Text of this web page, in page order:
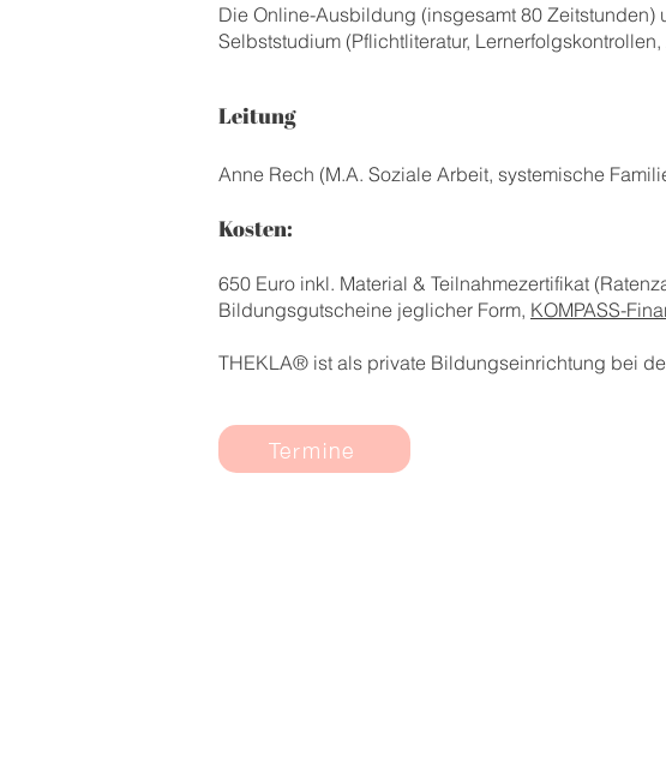
Die Online-Ausbildung (insgesamt 80 Zeitstunden)
Selbststudium (Pflichtliteratur,
Leitung:
Anne Rech (M.A. Soziale Arbeit, systemische
Kosten:
650 Euro inkl. Material & Teilnahmezertifikat
Bildungsgutscheine jeglicher Form, KOMPASS-
THEKLA® ist als private Bildungseinrichtung bei
Termine